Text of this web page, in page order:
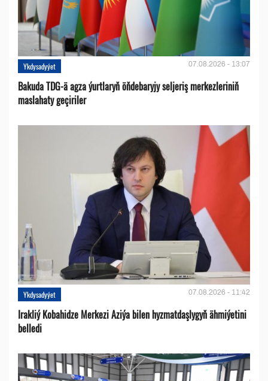
Ykdysadyýet 07.08.2026 - 13:07
Bakuda TDG-ä agza ýurtlaryň öňdebaryjy seljeriş merkezleriniň
maslahaty geçiriler
Ykdysadyýet 07.08.2026 - 11:42
Irakliý Kobahidze Merkezi Aziýa bilen hyzmatdaşlygyň ähmiýetini
belledi